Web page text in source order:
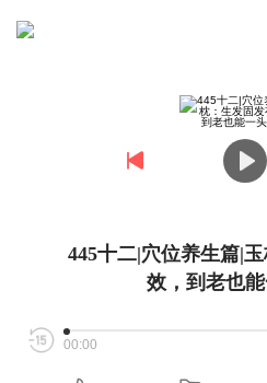
445十二|穴位养生篇|
效，到老也
00:00